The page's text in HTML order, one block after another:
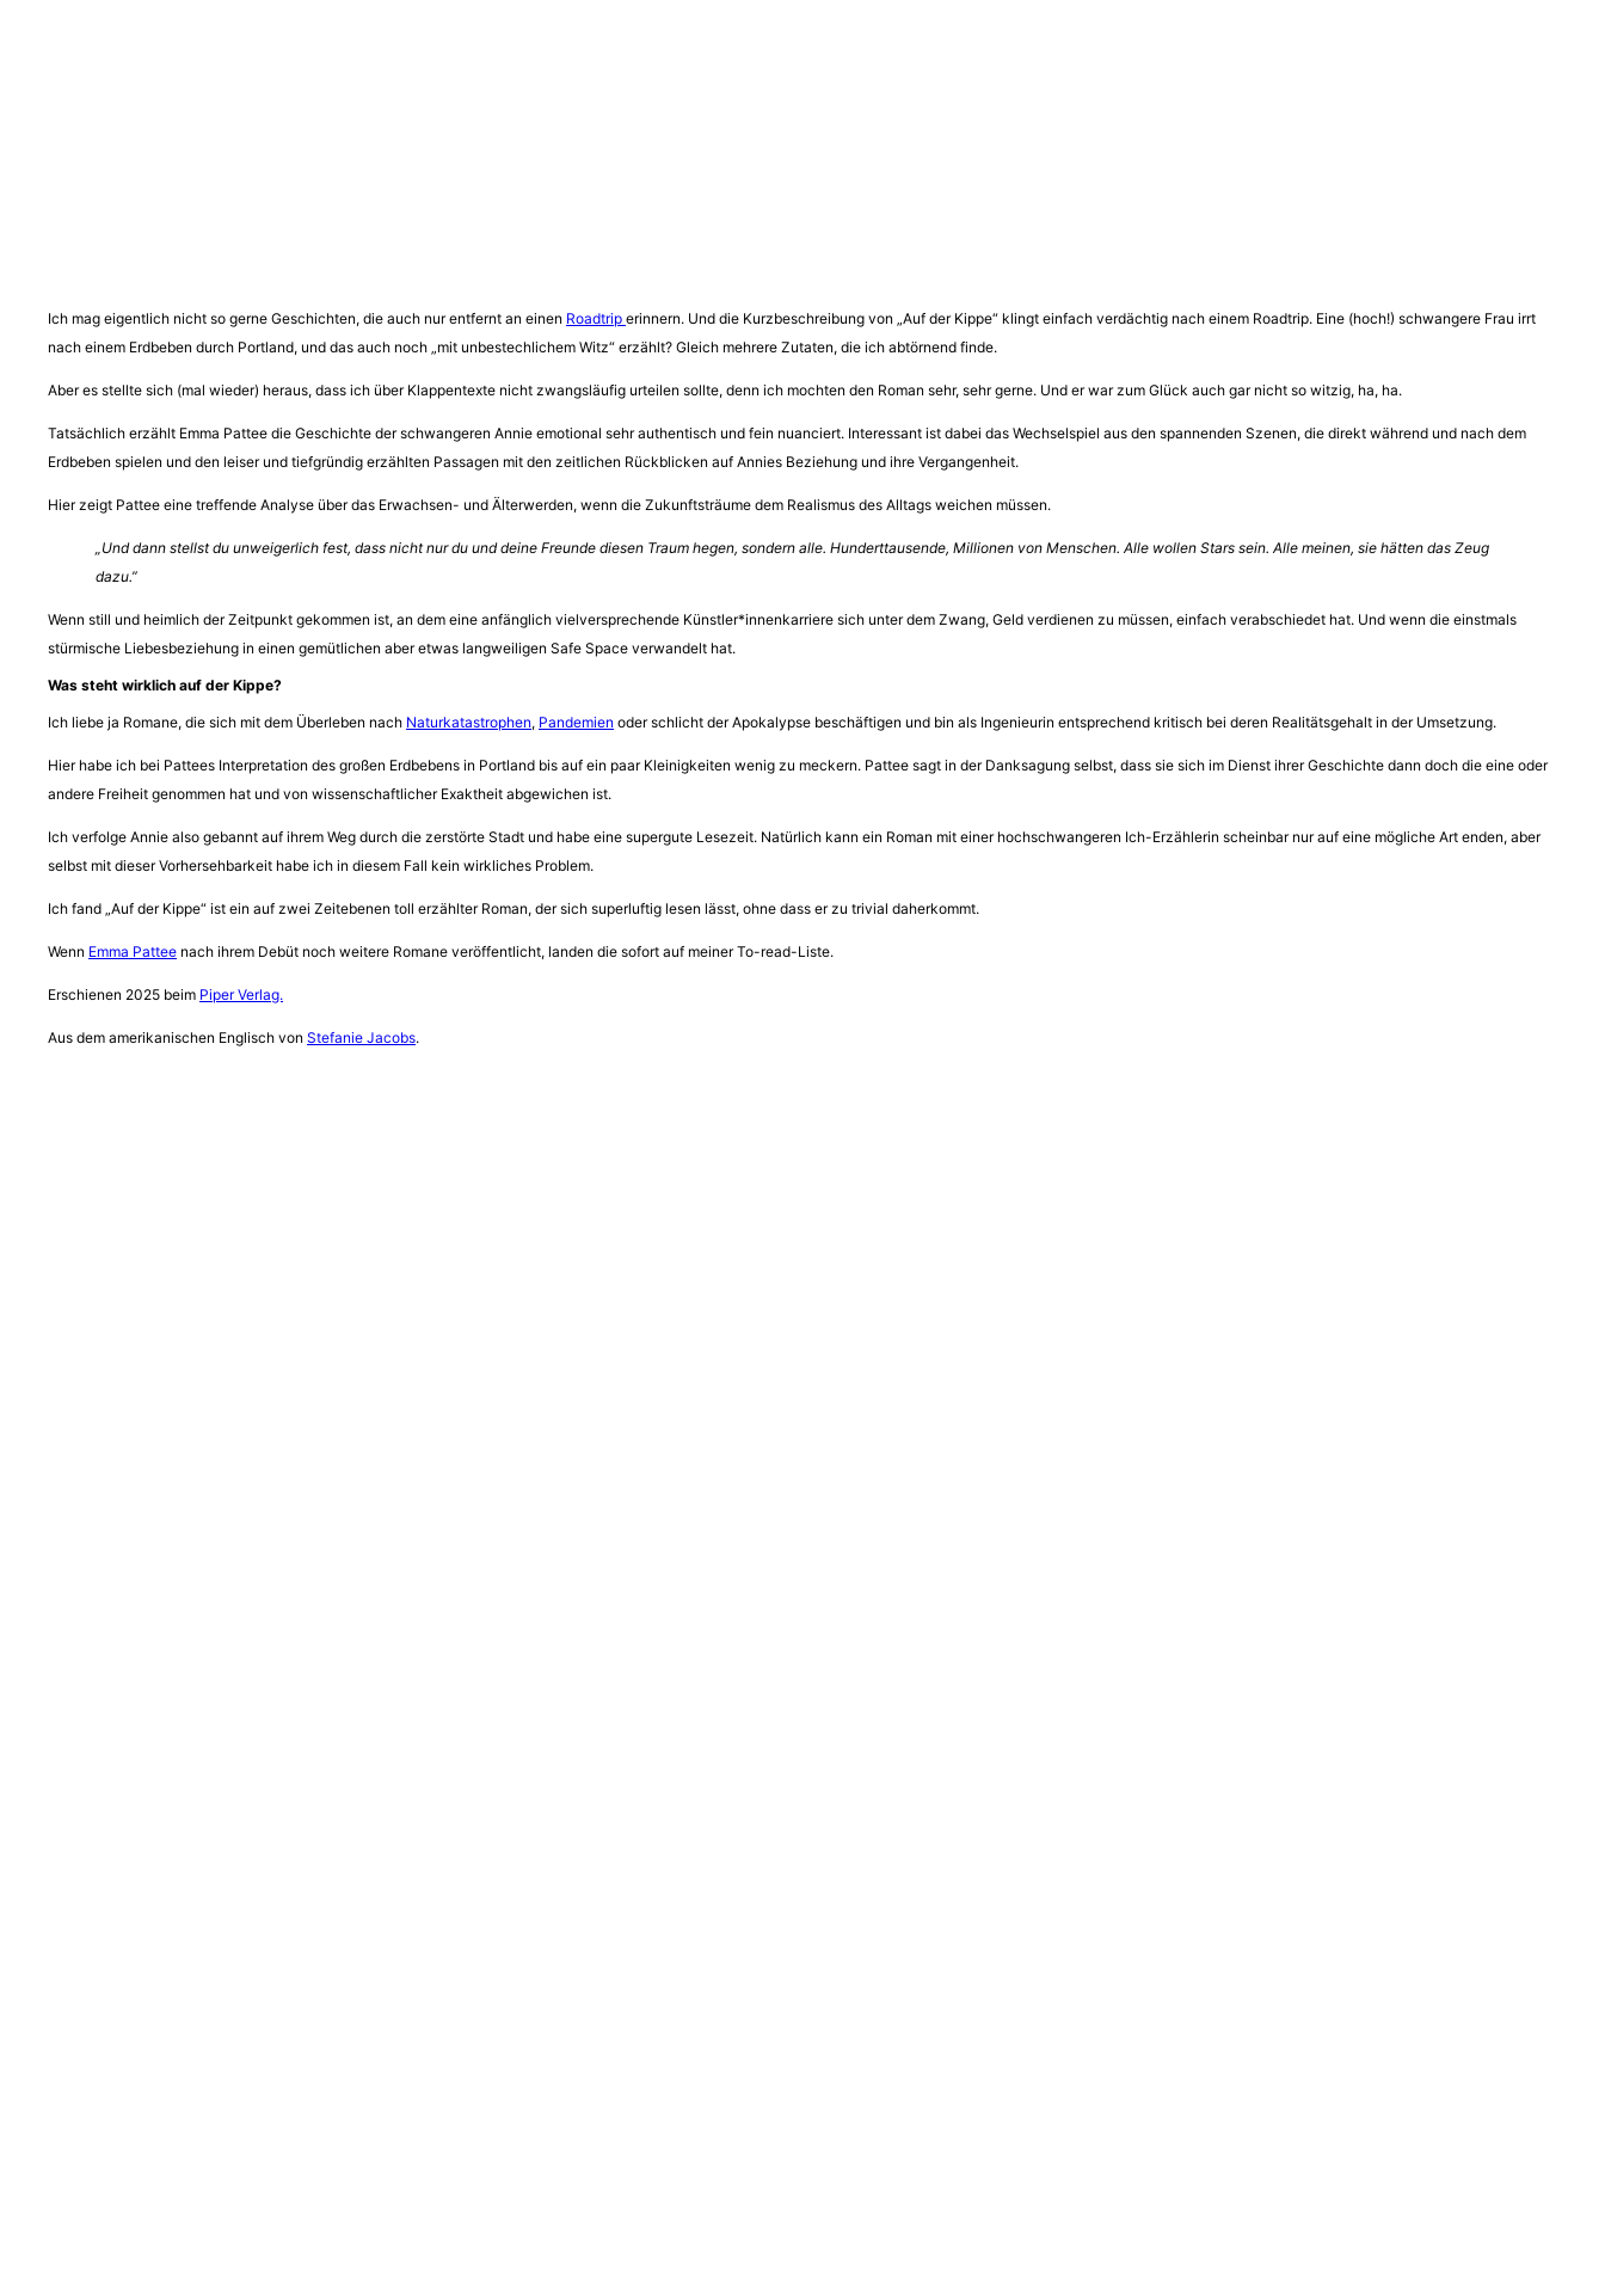
Ich mag eigentlich nicht so gerne Geschichten, die auch nur entfernt an einen Roadtrip erinnern. Und die Kurzbeschreibung von „Auf der Kippe“ klingt einfach verdächtig nach einem Roadtrip. Eine (hoch!) schwangere Frau irrt
nach einem Erdbeben durch Portland, und das auch noch „mit unbestechlichem Witz“ erzählt? Gleich mehrere Zutaten, die ich abtörnend finde.
Aber es stellte sich (mal wieder) heraus, dass ich über Klappentexte nicht zwangsläufig urteilen sollte, denn ich mochten den Roman sehr, sehr gerne. Und er war zum Glück auch gar nicht so witzig, ha, ha.
Tatsächlich erzählt Emma Pattee die Geschichte der schwangeren Annie emotional sehr authentisch und fein nuanciert. Interessant ist dabei das Wechselspiel aus den spannenden Szenen, die direkt während und nach dem
Erdbeben spielen und den leiser und tiefgründig erzählten Passagen mit den zeitlichen Rückblicken auf Annies Beziehung und ihre Vergangenheit.
Hier zeigt Pattee eine treffende Analyse über das Erwachsen- und Älterwerden, wenn die Zukunftsträume dem Realismus des Alltags weichen müssen.
„Und dann stellst du unweigerlich fest, dass nicht nur du und deine Freunde diesen Traum hegen, sondern alle. Hunderttausende, Millionen von Menschen. Alle wollen Stars sein. Alle meinen, sie hätten das Zeug
dazu.”
Wenn still und heimlich der Zeitpunkt gekommen ist, an dem eine anfänglich vielversprechende Künstler*innenkarriere sich unter dem Zwang, Geld verdienen zu müssen, einfach verabschiedet hat. Und wenn die einstmals
stürmische Liebesbeziehung in einen gemütlichen aber etwas langweiligen Safe Space verwandelt hat.
Was steht wirklich auf der Kippe?
Ich liebe ja Romane, die sich mit dem Überleben nach Naturkatastrophen, Pandemien oder schlicht der Apokalypse beschäftigen und bin als Ingenieurin entsprechend kritisch bei deren Realitätsgehalt in der Umsetzung.
Hier habe ich bei Pattees Interpretation des großen Erdbebens in Portland bis auf ein paar Kleinigkeiten wenig zu meckern. Pattee sagt in der Danksagung selbst, dass sie sich im Dienst ihrer Geschichte dann doch die eine oder
andere Freiheit genommen hat und von wissenschaftlicher Exaktheit abgewichen ist.
Ich verfolge Annie also gebannt auf ihrem Weg durch die zerstörte Stadt und habe eine supergute Lesezeit. Natürlich kann ein Roman mit einer hochschwangeren Ich-Erzählerin scheinbar nur auf eine mögliche Art enden, aber
selbst mit dieser Vorhersehbarkeit habe ich in diesem Fall kein wirkliches Problem.
Ich fand „Auf der Kippe“ ist ein auf zwei Zeitebenen toll erzählter Roman, der sich superluftig lesen lässt, ohne dass er zu trivial daherkommt.
Wenn Emma Pattee nach ihrem Debüt noch weitere Romane veröffentlicht, landen die sofort auf meiner To-read-Liste.
Erschienen 2025 beim Piper Verlag.
Aus dem amerikanischen Englisch von Stefanie Jacobs.